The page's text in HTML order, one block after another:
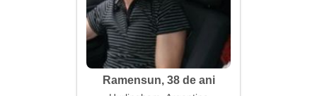
Ramensun, 38 de ani